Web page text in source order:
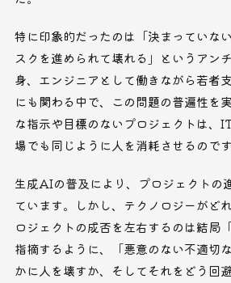
特に印象的だったのは「決まっていな
スクを進められて壊れる」というアン
身、エンジニアとして働きながら若者
にも関わる中で、この問題の普遍性を
な指示や目標のないプロジェクトは、
場でも同じように人を消耗させるのです
生成AIの普及により、プロジェクトの
ています。しかし、テクノロジーがど
ロジェクトの成否を左右するのは結局
指摘するように、「悪意のない不適切
かに人を壊すか、そしてそれをどう回